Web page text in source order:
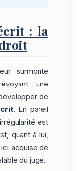
: la
surmonte
une
de
. En pareil
est
quant à lui,
acquise de
du juge.